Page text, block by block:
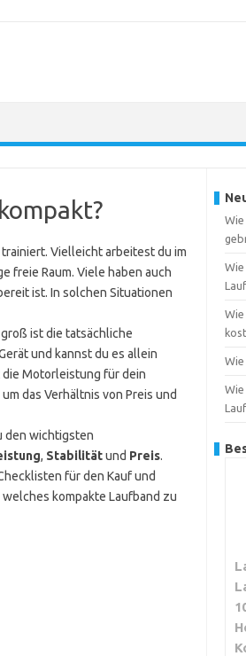
Vielleicht arbeitest du im
freie Raum. Viele haben auch
ist. In solchen Situationen
ist die tatsächliche
und kannst du es allein
die Motorleistung für dein
das Verhältnis von Preis und
den wichtigsten
, Stabilitätund Preis.
für den Kauf und
kompakte Laufband zu